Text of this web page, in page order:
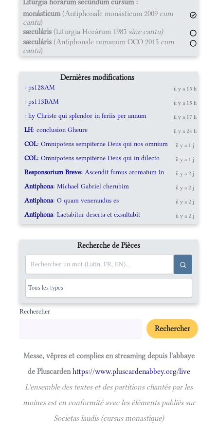
monásticum(Antiphonale monásticum 2009 cum
cantu)
sæculáris (Liturgia Horárum 1985 sine cantu)
sæculáris (Antiphonale romanum OCO 2015 cum
cantu)
Dernières modifications
: ps128AM il y a 15 h
: ps113BAM il y a 15 h
: hy Christe qui splendor in feriis per annum il y a 17 h
LH: conclusion Gheure il y a 24 h
COL: Omnipotens sempiterne Deus qui nos omnium il y a 1 j
COL: Omnipotens sempiterne Deus qui in dilecto il y a 1 j
Responsorium Breve: Ascendit fumus aromatum In il y a 2 j
Antiphona: Michael Gabriel cherubim il y a 2 j
Antiphona: O quam venerandus es il y a 2 j
Antiphona: Laetabitur deserta et exsultabit il y a 2 j
Recherche de Pièces
Rechercher
Rechercher
Messe, vêpres et complies en streaming depuis l'abbaye
de Pluscardenhttps://www.pluscardenabbey.org/live
L'ensemble des textes et des partitions chantés par les
moines est en conformité avec les éléments publiés sur
Societas laudis (cursus monastique)